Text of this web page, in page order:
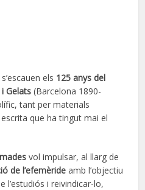
els 125 anys del
i Gelats(Barcelona 1890-
tant per materials
que ha tingut mai el
vol impulsar, al llarg de
de l’efemèrideamb l’objectiu
l’estudiós i reivindicar-lo,